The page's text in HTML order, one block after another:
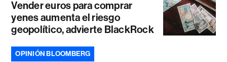
Vender euros para comprar
yenes aumenta el riesgo
geopolítico, advierte BlackRock
OPINIÓN BLOOMBERG